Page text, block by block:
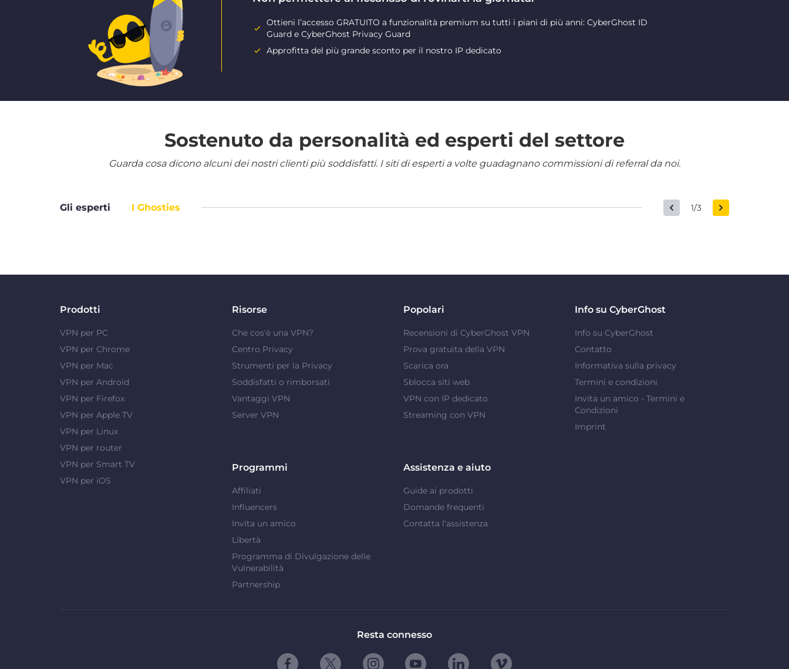
Ottieni l’accesso GRATUITO a funzionalità premium su tutti i piani di più anni: CyberGhost ID
Guard e CyberGhost Privacy Guard
Approfitta del più grande sconto per il nostro IP dedicato
Sostenuto da personalità ed esperti del settore
Guarda cosa dicono alcuni dei nostri clienti più soddisfatti. I siti di esperti a volte guadagnano commissioni di referral da noi.
Gli esperti I Ghosties 1/3
Prodotti
VPN per PC
VPN per Chrome
VPN per Mac
VPN per Android
VPN per Firefox
VPN per Apple TV
VPN per Linux
VPN per router
VPN per Smart TV
VPN per iOS
Risorse
Che cos'è una VPN?
Centro Privacy
Strumenti per la Privacy
Soddisfatti o rimborsati
Vantaggi VPN
Server VPN
Popolari
Recensioni di CyberGhost VPN
Prova gratuita della VPN
Scarica ora
Sblocca siti web
VPN con IP dedicato
Streaming con VPN
Info su CyberGhost
Info su CyberGhost
Contatto
Informativa sulla privacy
Termini e condizioni
Invita un amico - Termini e
Condizioni
Imprint
Programmi
Affiliati
Influencers
Invita un amico
Libertà
Programma di Divulgazione delle
Vulnerabilità
Partnership
Assistenza e aiuto
Guide ai prodotti
Domande frequenti
Contatta l'assistenza
Resta connesso